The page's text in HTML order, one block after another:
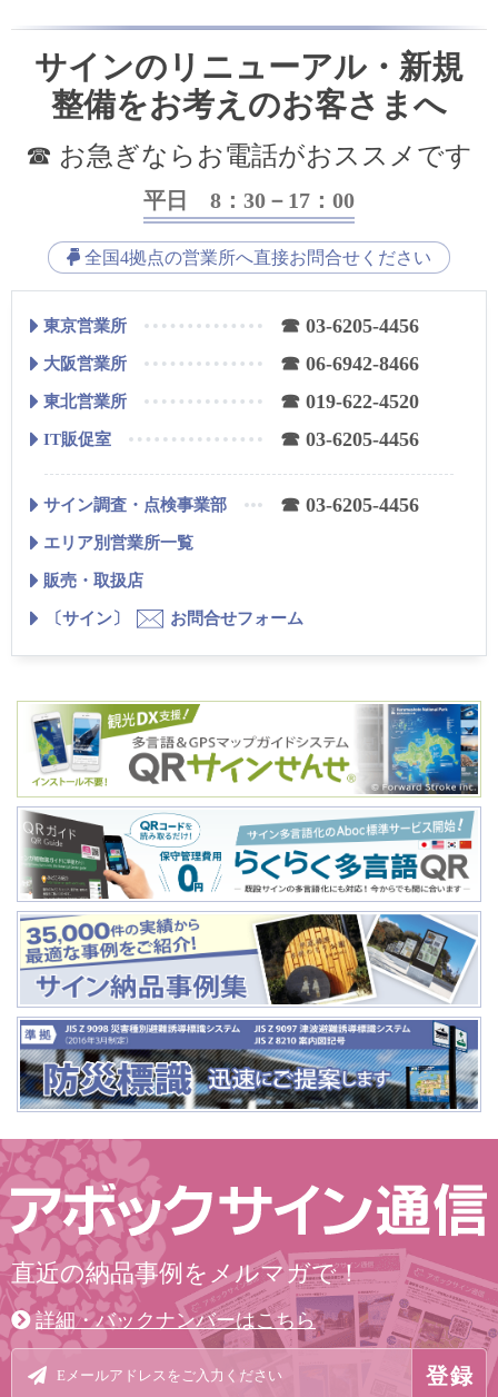
サインのリニューアル・新規
整備をお考えのお客さまへ
☎ お急ぎならお電話がおススメです
平日 8：30－17：00
全国4拠点の営業所へ直接お問合せください
東京営業所 ☎ 03-6205-4456
大阪営業所 ☎ 06-6942-8466
東北営業所 ☎ 019-622-4520
IT販促室 ☎ 03-6205-4456
サイン調査・点検事業部 ☎ 03-6205-4456
エリア別営業所一覧
販売・取扱店
〔サイン〕
お問合せフォーム
直近の納品事例をメルマガで！
詳細・バックナンバーはこちら